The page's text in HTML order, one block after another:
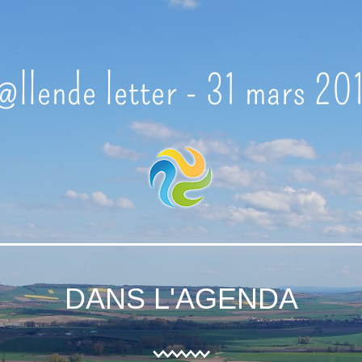
letter - 31 mars
DANS L'AGENDA